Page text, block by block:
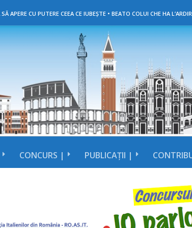
CU PUTERE CEEA CE IUBEȘTE • BEATO COLUI CHE HA
CONCURS | PUBLICAȚII |